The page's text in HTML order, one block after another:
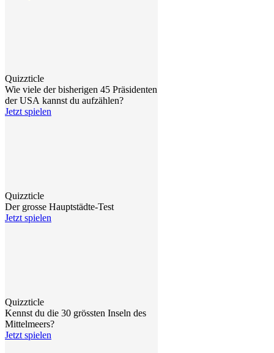
Quizzticle
Wie viele der bisherigen 45 Präsidenten
der USA kannst du aufzählen?
Jetzt spielen
Quizzticle
Der grosse Hauptstädte-Test
Jetzt spielen
Quizzticle
Kennst du die 30 grössten Inseln des
Mittelmeers?
Jetzt spielen